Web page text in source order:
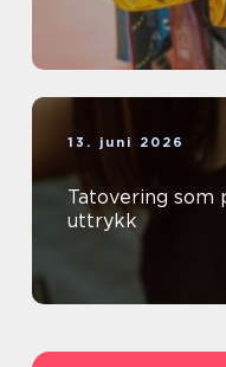
13. juni 2026
Tatovering som
uttrykk